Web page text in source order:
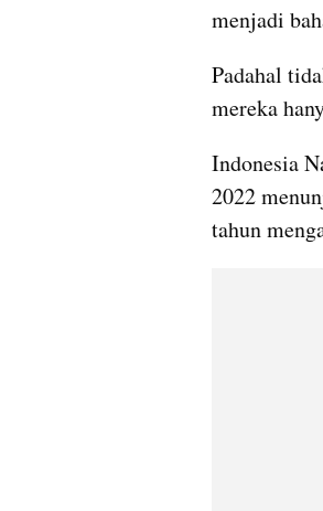
menjadi
Padahal
mereka
Indonesia
2022
tahun